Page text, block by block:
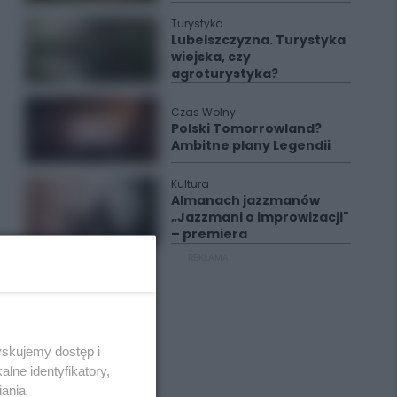
Turystyka
Lubelszczyzna. Turystyka
wiejska, czy
agroturystyka?
Czas Wolny
Polski Tomorrowland?
Ambitne plany Legendii
Kultura
Almanach jazzmanów
„Jazzmani o improwizacji"
– premiera
dostęp i
identyfikatory,